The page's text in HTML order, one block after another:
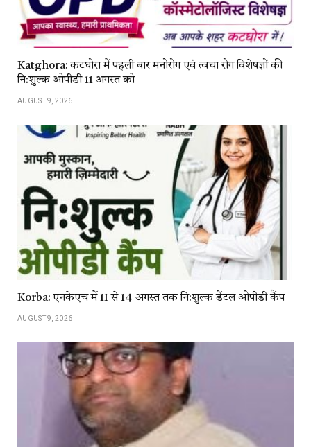
Katghora: कटघोरा में पहली बार मनोरोग एवं त्वचा रोग विशेषज्ञों की
नि:शुल्क ओपीडी 11 अगस्त को
AUGUST 9, 2026
Korba: एनकेएच में 11 से 14 अगस्त तक नि:शुल्क डेंटल ओपीडी कैंप
AUGUST 9, 2026